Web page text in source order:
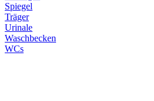
Spiegel
Träger
Urinale
Waschbecken
WCs